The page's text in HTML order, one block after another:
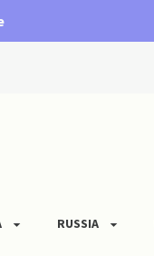
RUSSIA